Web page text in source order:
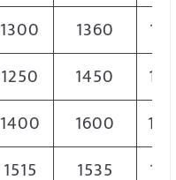
1300 1360
1250 1450
1400 1600
1515 1535